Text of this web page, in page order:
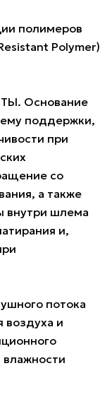
полимеров
Polymer)
Основание
поддержки,
при
со
а также
внутри шлема
и,
потока
воздуха и